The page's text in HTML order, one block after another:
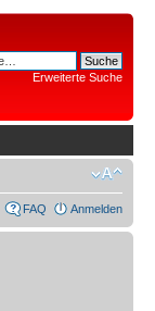
Erweiterte Suche
FAQ Anmelden